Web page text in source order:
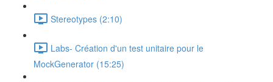
Stereotypes (2:10)
Labs- Création d'un test unitaire pour le
MockGenerator (15:25)